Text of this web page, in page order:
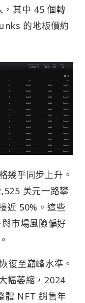
其中 45 個轉
的地板價約
幾乎同步上升。
美元一路攀
近 50%。這些
市場風險偏好
復至巔峰水準。
幅萎縮，2024
體 NFT 銷售年